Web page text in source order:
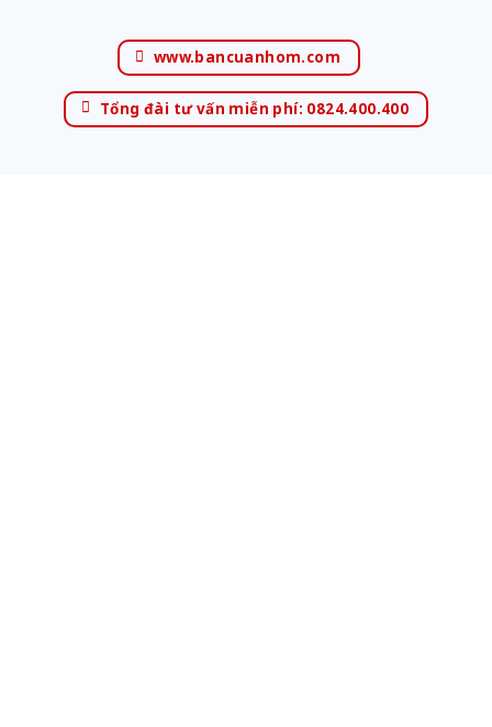
www.bancuanhom.com
Tổng đài tư vấn miễn phí: 0824.400.400